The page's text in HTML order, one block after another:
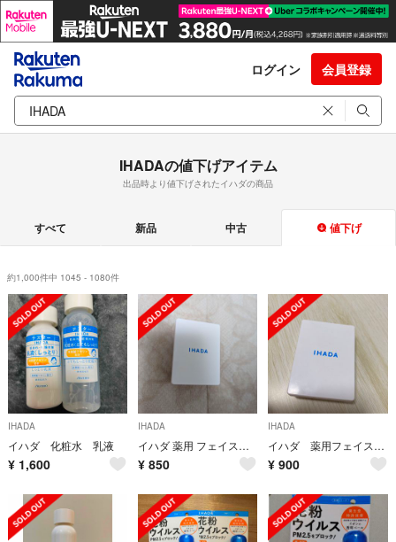
ログイン 会員登録
IHADAの値下げアイテム
出品時より値下げされたイハダの商品
すべて 新品 中古 値下げ
約1,000件中 1045 - 1080件
IHADA
イハダ 化粧水 乳液
¥ 1,600
IHADA
イハダ 薬用 フェイスプロテクトパウダー 9g
¥ 850
IHADA
イハダ 薬用フェイスプロテクトパウダー
¥ 900